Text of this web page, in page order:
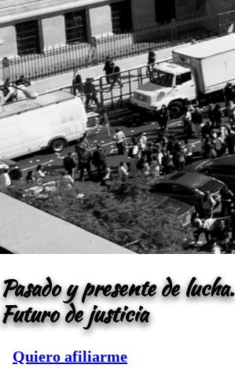
Pasado y presente de lucha.
Futuro de justicia
Quiero afiliarme